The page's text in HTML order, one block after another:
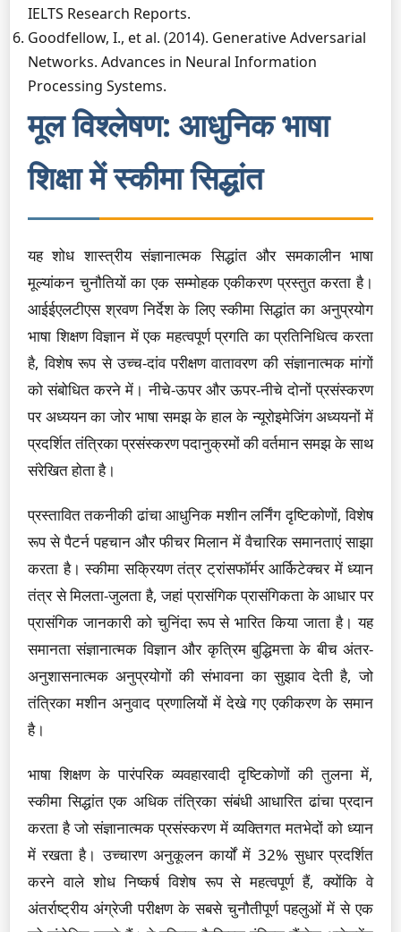
IELTS Research Reports.
Goodfellow, I., et al. (2014). Generative Adversarial
Networks. Advances in Neural Information
Processing Systems.
मूल विश्लेषण: आधुनिक भाषा
शिक्षा में स्कीमा सिद्धांत
यह शोध शास्त्रीय संज्ञानात्मक सिद्धांत और समकालीन भाषा
मूल्यांकन चुनौतियों का एक सम्मोहक एकीकरण प्रस्तुत करता है।
आईईएलटीएस श्रवण निर्देश के लिए स्कीमा सिद्धांत का अनुप्रयोग
भाषा शिक्षण विज्ञान में एक महत्वपूर्ण प्रगति का प्रतिनिधित्व करता
है, विशेष रूप से उच्च-दांव परीक्षण वातावरण की संज्ञानात्मक मांगों
को संबोधित करने में। नीचे-ऊपर और ऊपर-नीचे दोनों प्रसंस्करण
पर अध्ययन का जोर भाषा समझ के हाल के न्यूरोइमेजिंग अध्ययनों में
प्रदर्शित तंत्रिका प्रसंस्करण पदानुक्रमों की वर्तमान समझ के साथ
संरेखित होता है।
प्रस्तावित तकनीकी ढांचा आधुनिक मशीन लर्निंग दृष्टिकोणों, विशेष
रूप से पैटर्न पहचान और फीचर मिलान में वैचारिक समानताएं साझा
करता है। स्कीमा सक्रियण तंत्र ट्रांसफॉर्मर आर्किटेक्चर में ध्यान
तंत्र से मिलता-जुलता है, जहां प्रासंगिक प्रासंगिकता के आधार पर
प्रासंगिक जानकारी को चुनिंदा रूप से भारित किया जाता है। यह
समानता संज्ञानात्मक विज्ञान और कृत्रिम बुद्धिमत्ता के बीच अंतर-
अनुशासनात्मक अनुप्रयोगों की संभावना का सुझाव देती है, जो
तंत्रिका मशीन अनुवाद प्रणालियों में देखे गए एकीकरण के समान
है।
भाषा शिक्षण के पारंपरिक व्यवहारवादी दृष्टिकोणों की तुलना में,
स्कीमा सिद्धांत एक अधिक तंत्रिका संबंधी आधारित ढांचा प्रदान
करता है जो संज्ञानात्मक प्रसंस्करण में व्यक्तिगत मतभेदों को ध्यान
में रखता है। उच्चारण अनुकूलन कार्यों में 32% सुधार प्रदर्शित
करने वाले शोध निष्कर्ष विशेष रूप से महत्वपूर्ण हैं, क्योंकि वे
अंतर्राष्ट्रीय अंग्रेजी परीक्षण के सबसे चुनौतीपूर्ण पहलुओं में से एक